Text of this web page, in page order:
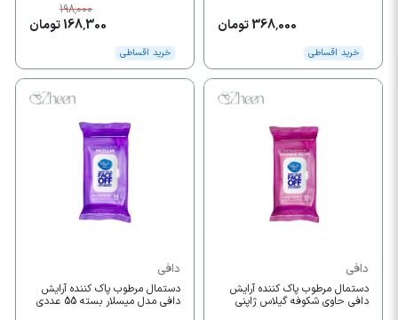
368,000 تومان
خرید اقساطی
198,000
168,300 تومان
خرید اقساطی
دافی
دستمال مرطوب پاک کننده آرایش
دافی حاوی شکوفه گیلاس ژاپنی
دافی
دستمال مرطوب پاک کننده آرایش
دافی مدل میسلار بسته 55 عددی